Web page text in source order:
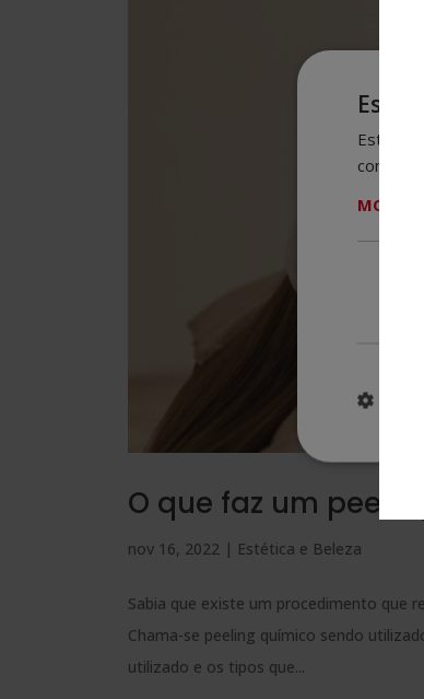
O que faz um
nov 16, 2022 | Estética e Beleza
Sabia que existe um procedimento que
Chama-se peeling químico sendo
utilizado e os tipos que...
Este
Este